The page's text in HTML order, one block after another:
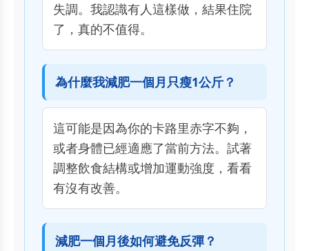
失調。我認識有人這樣做，結果住院
了，真的不值得。
為什麼我減肥一個月只瘦1公斤？
這可能是因為你的卡路里赤字不夠，
或者身體已經適應了當前方法。試著
調整飲食結構或增加運動強度，看看
有沒有改善。
減肥一個月後如何避免反彈？